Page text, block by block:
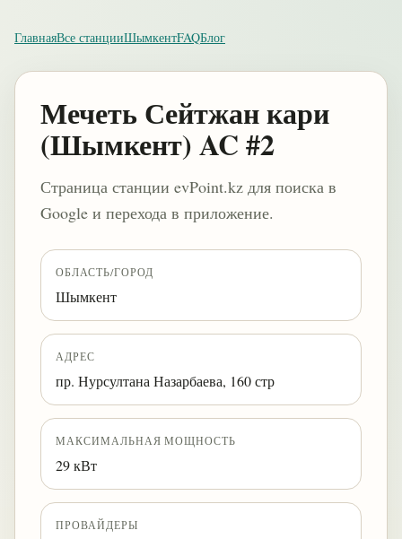
ГлавнаяВсе станцииШымкентFAQБлог
Мечеть Сейтжан кари
(Шымкент) AC #2
Страница станции evPoint.kz для поиска в
Google и перехода в приложение.
ОБЛАСТЬ/ГОРОД
Шымкент
АДРЕС
пр. Нурсултана Назарбаева, 160 стр
МАКСИМАЛЬНАЯ МОЩНОСТЬ
29 кВт
ПРОВАЙДЕРЫ